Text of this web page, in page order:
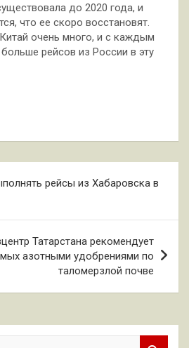
до 2020 года, и
что ее скоро восстановят.
очень много, и с каждым
рейсов из России в эту
рейсы из Хабаровска в
Татарстана рекомендует
азотными удобрениями по
таломерзлой почве